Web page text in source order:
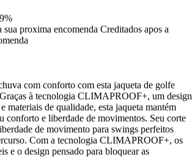
sua proxima encomenda Creditados apos a
com conforto com esta jaqueta de golfe
à tecnologia CLIMAPROOF+, um design
materiais de qualidade, esta jaqueta mantém
conforto e liberdade de movimentos. Seu corte
de movimento para swings perfeitos
Com a tecnologia CLIMAPROOF+, os
e o design pensado para bloquear as